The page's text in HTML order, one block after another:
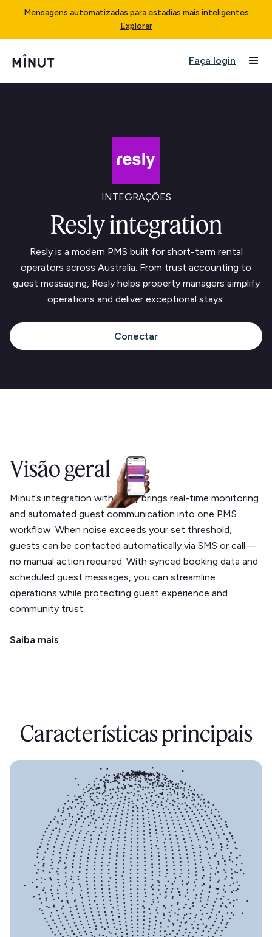
Mensagens automatizadas para estadias mais inteligentes
Explorar
Faça login
INTEGRAÇÕES
Resly integration
Resly is a modern PMS built for short-term rental
operators across Australia. From trust accounting to
guest messaging, Resly helps property managers simplify
operations and deliver exceptional stays.
Conectar
Visão geral
Minut’s integration with Resly brings real-time monitoring
and automated guest communication into one PMS
workflow. When noise exceeds your set threshold,
guests can be contacted automatically via SMS or call—
no manual action required. With synced booking data and
scheduled guest messages, you can streamline
operations while protecting guest experience and
community trust.
Saiba mais
Características principais